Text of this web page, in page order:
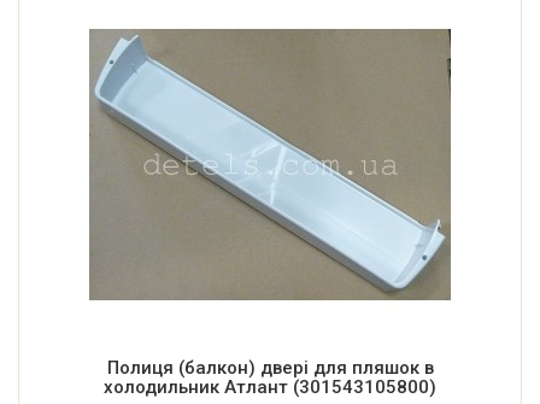
Полиця (балкон) двері для пляшок в
холодильник Атлант (301543105800)